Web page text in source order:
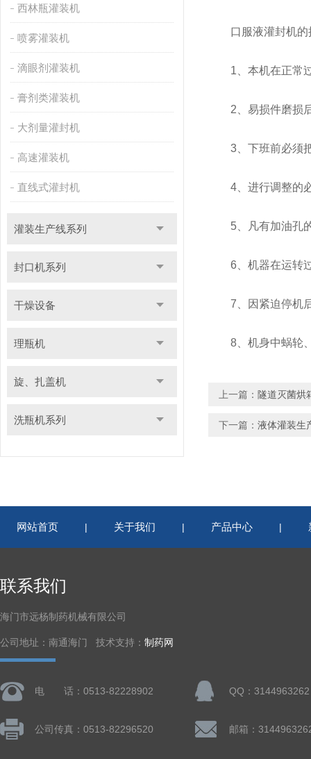
西林瓶灌装机
喷雾灌装机
滴眼剂灌装机
膏剂类灌装机
大剂量灌封机
高速灌装机
直线式灌封机
灌装生产线系列
封口机系列
干燥设备
理瓶机
旋、扎盖机
洗瓶机系列
口服液灌封机的
1、本机在正常过
2、易损件磨损后
3、下班前必须把
4、进行调整的必
5、凡有加油孔的
6、机器在运转过
7、因紧迫停机后
8、机身中蜗轮、
上一篇： 隧道灭菌烘
下一篇： 液体灌装生
网站首页 | 关于我们 | 产品中心 |
联系我们
海门市远杨制药机械有限公司
公司地址：南通海门 技术支持： 制药网
电 话：0513-82228902 QQ：3144963262
公司传真：0513-82296520 邮箱：